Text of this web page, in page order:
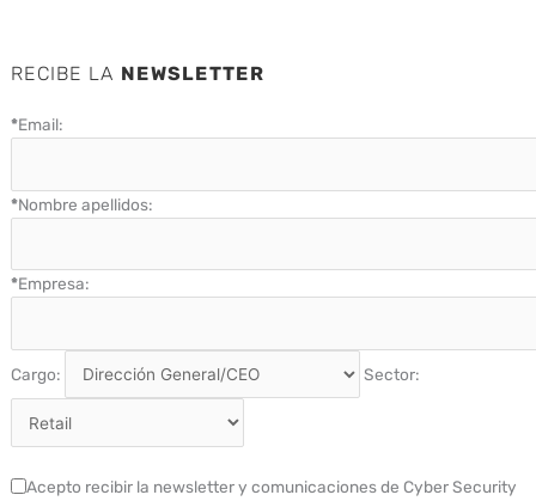
RECIBE LA NEWSLETTER
*Email:
*Nombre apellidos:
*Empresa:
Cargo: Sector:
Acepto recibir la newsletter y comunicaciones de Cyber Security